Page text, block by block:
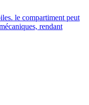
le compartiment peut
rendant